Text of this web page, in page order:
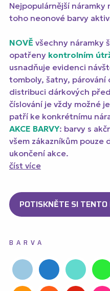
Nejpopulárnější náramky
toho neonové barvy
NOVĚ všechny náramky
opatřeny kontrolním
usnadňuje evidenci
tomboly, šatny, párování
distribuci dárkových
číslování je vždy možné
patří ke konkrétnímu
AKCE BARVY: barvy s
všem zákazníkům pouze
ukončení akce.
číst více
POTISKNĚTE SI
BARVA